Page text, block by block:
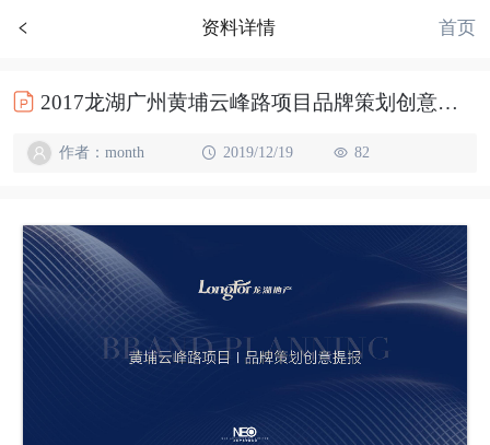
资料详情 首页
2017龙湖广州黄埔云峰路项目品牌策划创意方案93p
作者：month 2019/12/19 82